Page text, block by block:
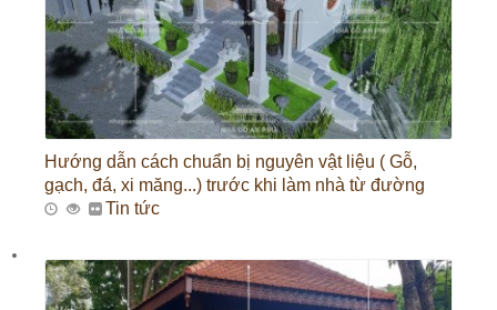
Hướng dẫn cách chuẩn bị nguyên vật liệu ( Gỗ,
gạch, đá, xi măng...) trước khi làm nhà từ đường
Tin tức